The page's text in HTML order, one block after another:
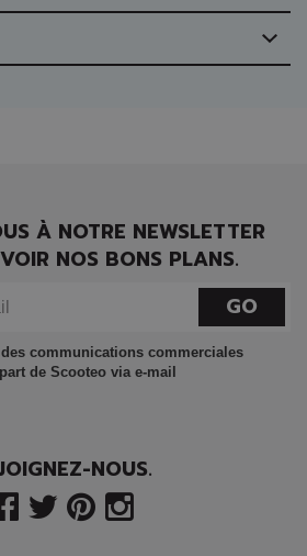
À NOTRE NEWSLETTER
NOS BONS PLANS.
GO
communications commerciales
de Scooteo via e-mail
NOUS.